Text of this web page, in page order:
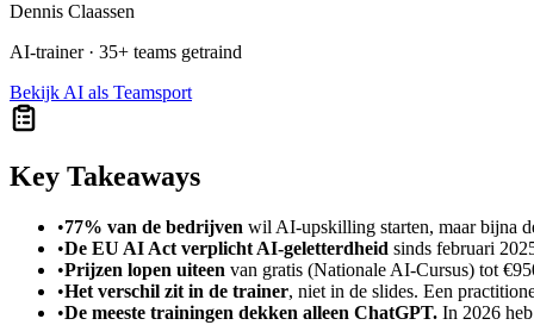
Dennis Claassen
AI-trainer · 35+ teams getraind
Bekijk AI als Teamsport
Key Takeaways
•77% van de bedrijven wil AI-upskilling starten, maar bijna
•De EU AI Act verplicht AI-geletterdheid sinds februari
•Prijzen lopen uiteen van gratis (Nationale AI-Cursus) tot
•Het verschil zit in de trainer, niet in de slides. Een
•De meeste trainingen dekken alleen ChatGPT. In 2026